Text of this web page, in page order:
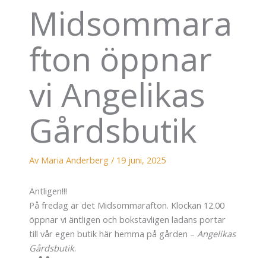
Midsommara
fton öppnar
vi Angelikas
Gårdsbutik
Av Maria Anderberg/ 19 juni, 2025
Äntligen!!!
På fredag är det Midsommarafton. Klockan 12.00
öppnar vi äntligen och bokstavligen ladans portar
till vår egen butik här hemma på gården – Angelikas
Gårdsbutik.